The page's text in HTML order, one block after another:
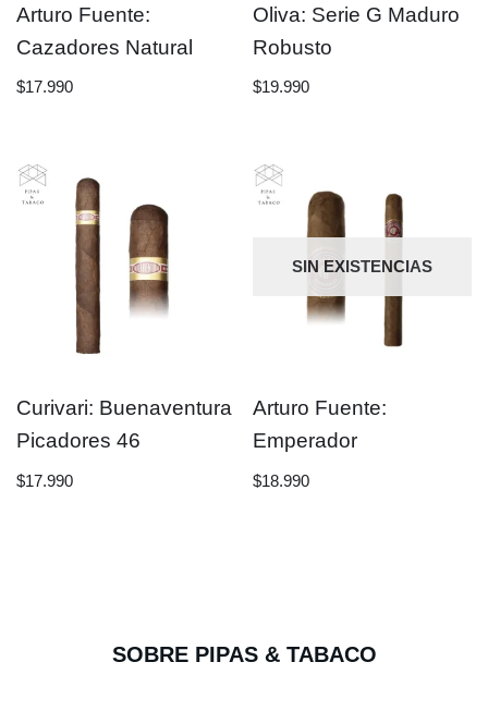
Arturo Fuente:
Cazadores Natural
$17.990
Oliva: Serie G Maduro
Robusto
$19.990
Curivari: Buenaventura
Picadores 46
$17.990
SIN EXISTENCIAS
Arturo Fuente:
Emperador
$18.990
SOBRE PIPAS & TABACO